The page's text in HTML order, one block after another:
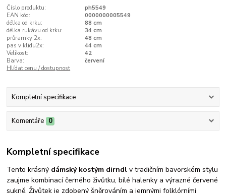
Číslo produktu:
ph5549
EAN kód:
0000000005549
délka od krku:
88 cm
délka rukávu od krku:
34 cm
průramky 2x:
48 cm
pas v klidu2x:
44 cm
Velikost:
42
Barva:
červení
Hlídat cenu / dostupnost
Kompletní specifikace
Komentáře 0
Kompletní specifikace
Tento krásný dámský kostým dirndl v tradičním bavorském stylu
zaujme kombinací černého živůtku, bílé halenky a výrazné červené
sukně. Živůtek je zdobený šněrováním a jemnými folklórními